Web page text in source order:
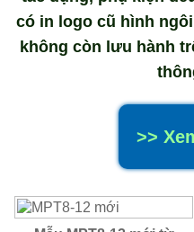
có in logo cũ hình
không còn lưu hành
>>